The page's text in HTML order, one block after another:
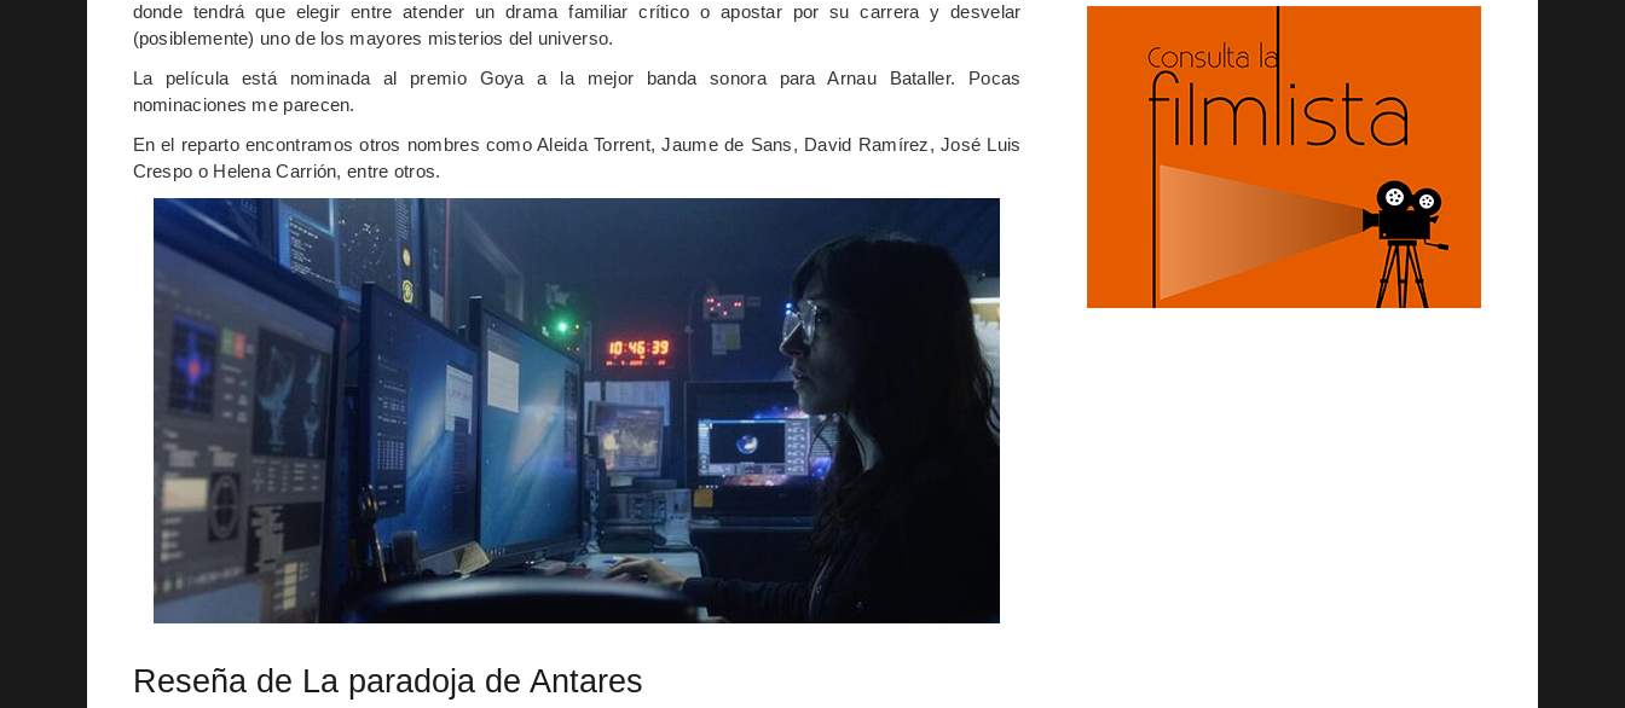
donde tendrá que elegir entre atender un drama familiar crítico o apostar por su carrera y desvelar
(posiblemente) uno de los mayores misterios del universo.
La película está nominada al premio Goya a la mejor banda sonora para Arnau Bataller. Pocas
nominaciones me parecen.
En el reparto encontramos otros nombres como Aleida Torrent, Jaume de Sans, David Ramírez, José Luis
Crespo o Helena Carrión, entre otros.
Reseña de La paradoja de Antares